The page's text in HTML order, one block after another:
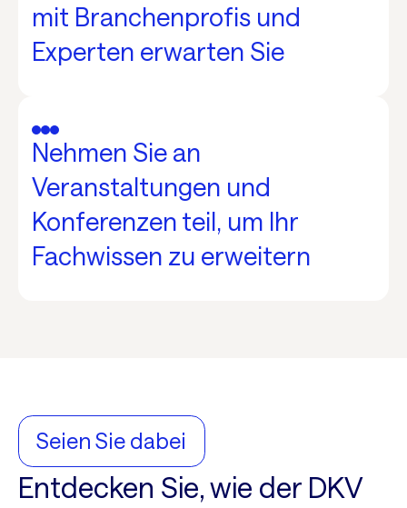
mit Branchenprofis und
Experten erwarten Sie
Nehmen Sie an
Veranstaltungen und
Konferenzen teil, um Ihr
Fachwissen zu erweitern
Seien Sie dabei
Entdecken Sie, wie der DKV